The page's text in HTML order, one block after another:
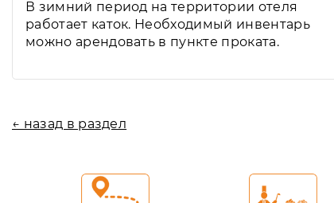
В зимний период на территории отеля
работает каток. Необходимый инвентарь
можно арендовать в пункте проката.
← назад в раздел